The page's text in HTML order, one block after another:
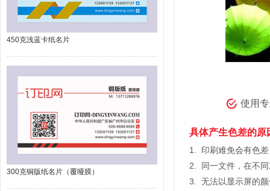
450克浅蓝卡纸名片
300克铜版纸名片（覆哑膜）
使用
具体产生色差的原
1.
印刷难免会有色
2.
同一文件，在不
3.
无法以显示屏的